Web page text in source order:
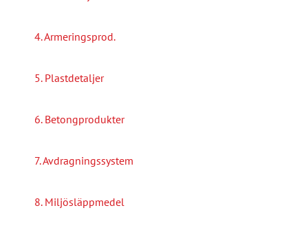
4. Armeringsprod.
5. Plastdetaljer
6. Betongprodukter
7. Avdragningssystem
8. Miljösläppmedel